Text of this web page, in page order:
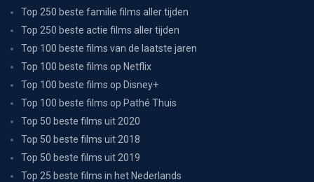
Top 250 beste familie films aller tijden
Top 250 beste actie films aller tijden
Top 100 beste films van de laatste jaren
Top 100 beste films op Netflix
Top 100 beste films op Disney+
Top 100 beste films op Pathé Thuis
Top 50 beste films uit 2020
Top 50 beste films uit 2018
Top 50 beste films uit 2019
Top 25 beste films in het Nederlands